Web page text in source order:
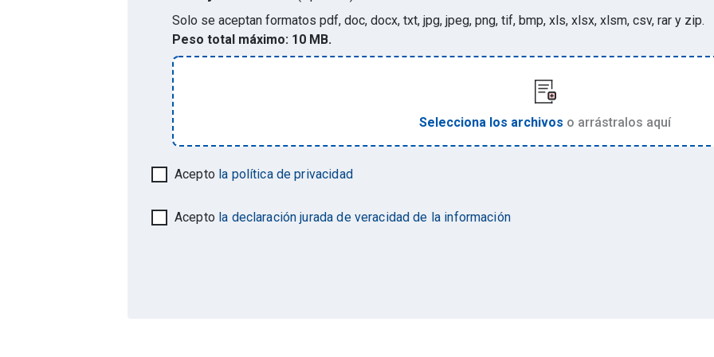
Solo se aceptan formatos pdf, doc, docx, txt, jpg, jpeg, png, tif, bmp, xls, xlsx, xlsm, csv, rar y zip.
Peso total máximo: 10 MB.
Selecciona los archivos o arrástralos aquí
Acepto la política de privacidad
Acepto la declaración jurada de veracidad de la información